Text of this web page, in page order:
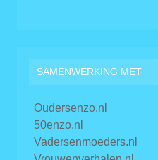
SAMENWERKING MET
Oudersenzo.nl
50enzo.nl
Vadersenmoeders.nl